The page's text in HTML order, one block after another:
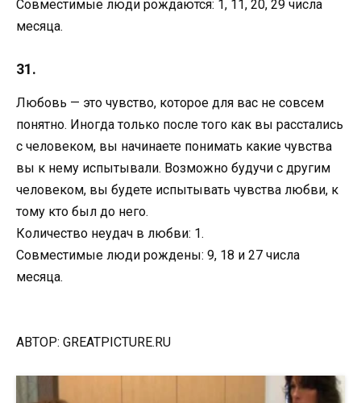
Совместимые люди рождаются: 1, 11, 20, 29 числа
месяца.
31.
Любовь — это чувство, которое для вас не совсем
понятно. Иногда только после того как вы расстались
с человеком, вы начинаете понимать какие чувства
вы к нему испытывали. Возможно будучи с другим
человеком, вы будете испытывать чувства любви, к
тому кто был до него.
Количество неудач в любви: 1.
Совместимые люди рождены: 9, 18 и 27 числа
месяца.
АВТОР: GREATPICTURE.RU